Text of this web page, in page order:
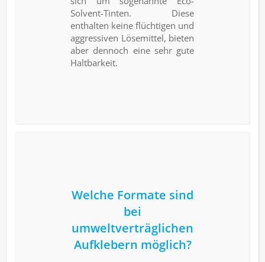
Solvent-Tinten. Diese
enthalten keine flüchtigen und
aggressiven Lösemittel, bieten
aber dennoch eine sehr gute
Haltbarkeit.
Welche Formate sind
bei
umweltverträglichen
Aufklebern möglich?